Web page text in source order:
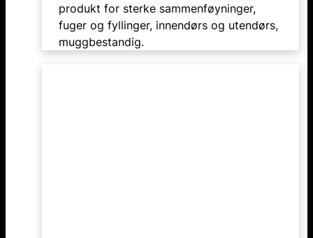
produkt for sterke sammenføyninger,
fuger og fyllinger, innendørs og utendørs,
muggbestandig.